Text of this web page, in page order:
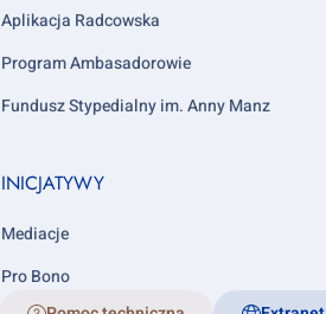
Aplikacja Radcowska
Program Ambasadorowie
Fundusz Stypedialny im. Anny Manz
INICJATYWY
Mediacje
Pro Bono